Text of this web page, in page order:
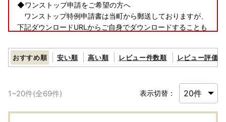
◆ワンストップ申請をご希望の方へ
ワンストップ特例申請書は当町から郵送しておりますが、
下記ダウンロードURLからご自身でダウンロードすることも
◆申請書類
直接クリックするとふるなびトップページに遷移するた
め、下記のＵＲＬをコピーして新しいタブで開いてくださ
おすすめ順 安い順 高い順 レビュー件数順 レビュー評価順
1~20件(全69件) 表示切替：